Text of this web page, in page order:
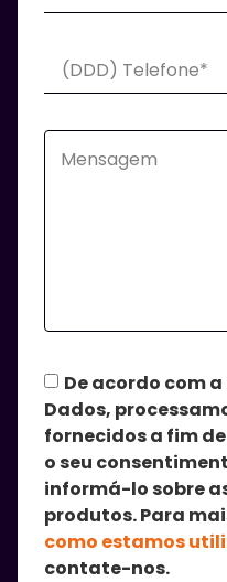
De acordo com
Dados,
fornecidos a fim
o seu
informá-lo sobre
produtos. Para
como estamos
contate-nos.